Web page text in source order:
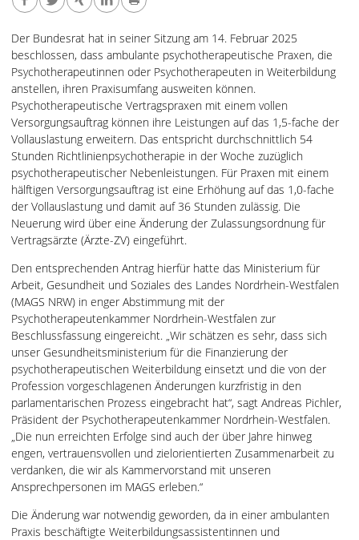
Der Bundesrat hat in seiner Sitzung am 14. Februar 2025
beschlossen, dass ambulante psychotherapeutische Praxen, die
Psychotherapeutinnen oder Psychotherapeuten in Weiterbildung
anstellen, ihren Praxisumfang ausweiten können.
Psychotherapeutische Vertragspraxen mit einem vollen
Versorgungsauftrag können ihre Leistungen auf das 1,5-fache der
Vollauslastung erweitern. Das entspricht durchschnittlich 54
Stunden Richtlinienpsychotherapie in der Woche zuzüglich
psychotherapeutischer Nebenleistungen. Für Praxen mit einem
hälftigen Versorgungsauftrag ist eine Erhöhung auf das 1,0-fache
der Vollauslastung und damit auf 36 Stunden zulässig. Die
Neuerung wird über eine Änderung der Zulassungsordnung für
Vertragsärzte (Ärzte-ZV) eingeführt.
Den entsprechenden Antrag hierfür hatte das Ministerium für
Arbeit, Gesundheit und Soziales des Landes Nordrhein-Westfalen
(MAGS NRW) in enger Abstimmung mit der
Psychotherapeutenkammer Nordrhein-Westfalen zur
Beschlussfassung eingereicht. „Wir schätzen es sehr, dass sich
unser Gesundheitsministerium für die Finanzierung der
psychotherapeutischen Weiterbildung einsetzt und die von der
Profession vorgeschlagenen Änderungen kurzfristig in den
parlamentarischen Prozess eingebracht hat“, sagt Andreas Pichler,
Präsident der Psychotherapeutenkammer Nordrhein-Westfalen.
„Die nun erreichten Erfolge sind auch der über Jahre hinweg
engen, vertrauensvollen und zielorientierten Zusammenarbeit zu
verdanken, die wir als Kammervorstand mit unseren
Ansprechpersonen im MAGS erleben.“
Die Änderung war notwendig geworden, da in einer ambulanten
Praxis beschäftigte Weiterbildungsassistentinnen und